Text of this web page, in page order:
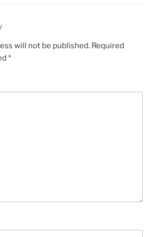
will not be published. Required
*